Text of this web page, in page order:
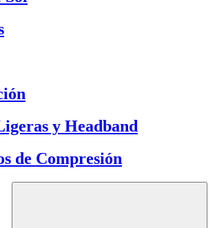
y Headband
de Compresión